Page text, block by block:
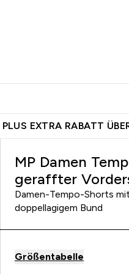
EXTRA RABATT
MP Damen
geraffter
Damen-Tempo-Shorts
doppellagigem Bund
Größentabelle